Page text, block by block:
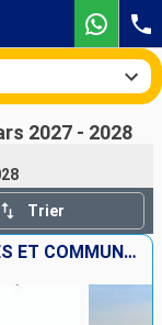
2027 - 2028
Trier
PRINTEMPS ARCTIQUE ENTRE GLACES ET COMMUNAUTÉS INUITES